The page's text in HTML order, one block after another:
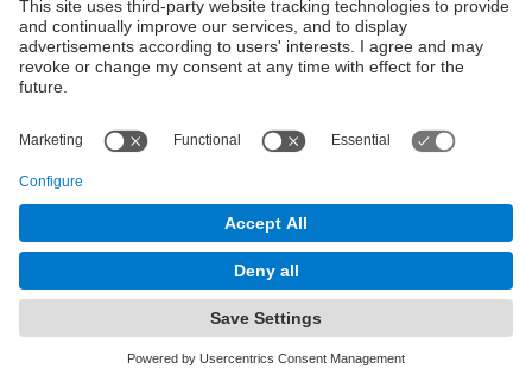
(SPAIN)
Telephone+34 934017486
Powered by
Accessibility
Privacy Settings